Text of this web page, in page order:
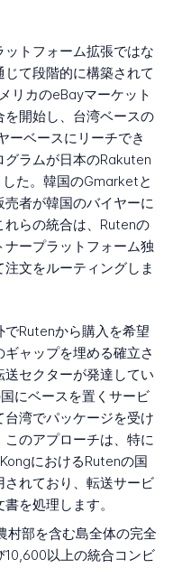
トフォーム拡張ではな
て段階的に構築されて
リカのeBayマーケット
開始し、台湾ベースの
ーベースにリーチでき
グラムが日本のRakuten
た。韓国のGmarketと
者が韓国のバイヤーに
らの統合は、Rutenの
ープラットフォーム独
文をルーティングしま
Rutenから購入を希望
ャップを埋める確立さ
セクターが発達してい
にベースを置くサービ
湾でパッケージを受け
のアプローチは、特に
におけるRutenの国
れており、転送サービ
を処理します。
村部を含む島全体の完全
以上の統合コンビ